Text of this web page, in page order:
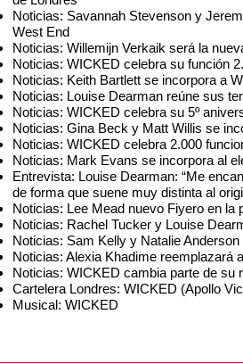
Noticias: Savannah Stevenson y
West End
Noticias: Willemijn Verkaik será la
Noticias: WICKED celebra su función
Noticias: Keith Bartlett se incorpora a
Noticias: Louise Dearman reúne sus
Noticias: WICKED celebra su 5º
Noticias: Gina Beck y Matt Willis se
Noticias: WICKED celebra 2.000
Noticias: Mark Evans se incorpora al
Entrevista: Louise Dearman: “Me
de forma que suene muy distinta al
Noticias: Lee Mead nuevo Fiyero en
Noticias: Rachel Tucker y Louise
Noticias: Sam Kelly y Natalie
Noticias: Alexia Khadime reemplazará
Noticias: WICKED cambia parte de su
Cartelera Londres: WICKED (Apollo
Musical: WICKED